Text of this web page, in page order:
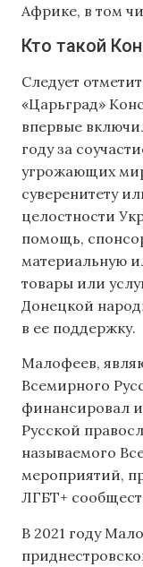
Африке, в том
Кто такой
Следует
«Царьград»
впервые
году за
угрожающих
суверенитету
целостности
помощь,
материальную
товары или
Донецкой
в ее поддержку.
Малофеев,
Всемирного
финансировал
Русской
называемого
мероприятий,
ЛГБТ+
В 2021 году